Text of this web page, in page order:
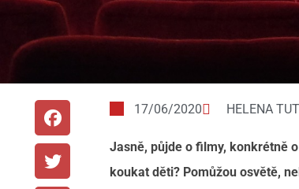
17/06/2020 HELENA
Jasně, půjde o filmy, konkrétně
koukat děti? Pomůžou osvětě,